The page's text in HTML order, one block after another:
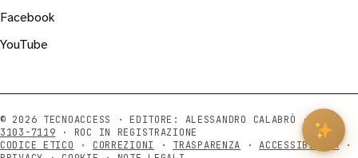
Facebook
YouTube
© 2026 TECNOACCESS · EDITORE: ALESSANDRO CALABRÒ ·
ISSN
3103-7119 · ROC IN REGISTRAZIONE
CODICE ETICO
· CORREZIONI · TRASPARENZA ·ACCESSIBILITÀ·